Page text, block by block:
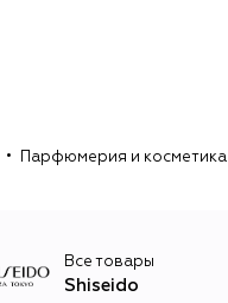
Парфюмерия и косметика
Все товары
Shiseido